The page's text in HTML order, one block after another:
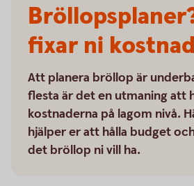
fixar ni
Att planera bröllop är
flesta är det en utmaning att
kostnaderna på lagom nivå.
hjälper er att hålla budget
det bröllop ni vill ha.